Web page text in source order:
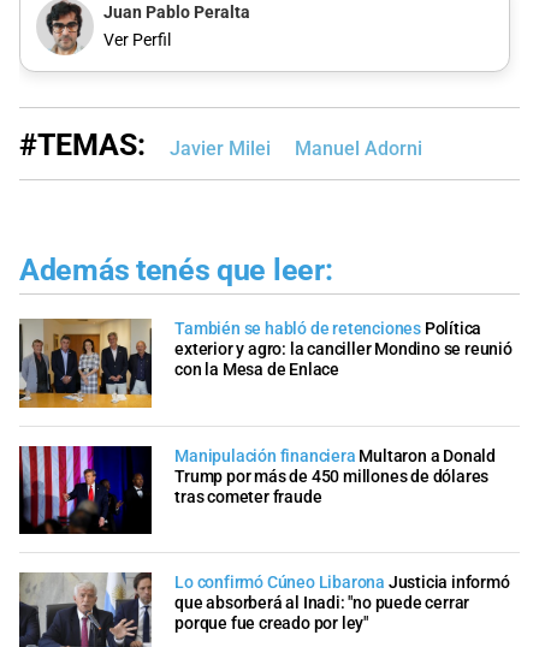
Juan Pablo Peralta
Ver Perfil
#TEMAS: Javier Milei Manuel Adorni
Además tenés que leer:
También se habló de retenciones Política
exterior y agro: la canciller Mondino se reunió
con la Mesa de Enlace
Manipulación financiera Multaron a Donald
Trump por más de 450 millones de dólares
tras cometer fraude
Lo confirmó Cúneo Libarona Justicia informó
que absorberá al Inadi: "no puede cerrar
porque fue creado por ley"